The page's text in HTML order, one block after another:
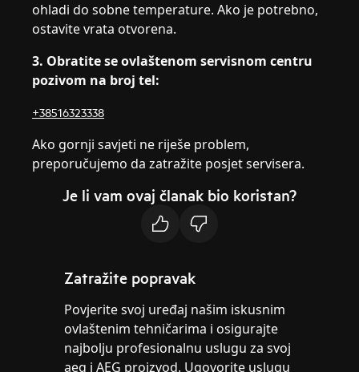
ohladi do sobne temperature. Ako je potrebno,
ostavite vrata otvorena.
3. Obratite se ovlaštenom servisnom centru
pozivom na broj tel:
+38516323338
Ako gornji savjeti ne riješe problem,
preporučujemo da zatražite posjet servisera.
Je li vam ovaj članak bio koristan?
Zatražite popravak
Povjerite svoj uređaj našim iskusnim
ovlaštenim tehničarima i osigurajte
najbolju profesionalnu uslugu za svoj
aeg i AEG proizvod. Ugovorite uslugu